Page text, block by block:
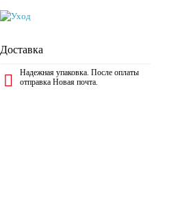
Доставка
Надежная упаковка. После оплаты
отправка Новая почта.